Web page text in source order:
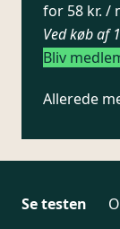
for 58 kr. /
Ved køb af
Bliv
Allerede
Se testen